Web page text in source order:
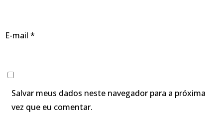
E-mail *
Salvar meus dados neste navegador para a próxima
vez que eu comentar.